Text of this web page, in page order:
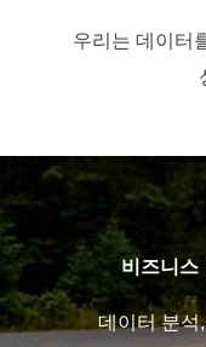
우리는 데이터
비즈니
데이터 분석